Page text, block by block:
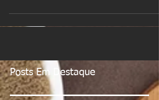
Posts Em Destaque